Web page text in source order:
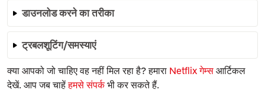
डाउनलोड करने का तरीका
ट्रबलशूटिंग/समस्याएं
क्या आपको जो चाहिए वह नहीं मिल रहा है? हमारा Netflix गेम्स आर्टिकल
देखें. आप जब चाहेंहमसे संपर्कभी कर सकते हैं.